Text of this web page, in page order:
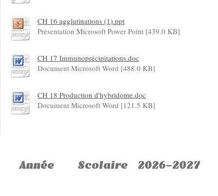
CH 16 agglutinations (1).ppt
Présentation Microsoft Power Point [439.0 KB]
CH 17 Immunoprécipitations.doc
Document Microsoft Word [488.0 KB]
CH 18 Production d'hybridome.doc
Document Microsoft Word [121.5 KB]
Année Scolaire 2026-2027